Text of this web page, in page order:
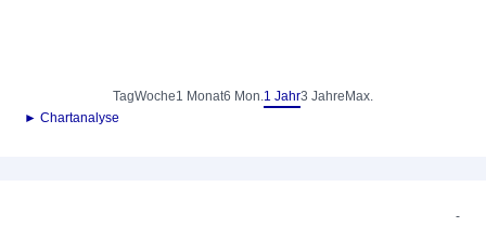
TagWoche1 Monat6 Mon.1 Jahr3 Jahre Max.
► Chartanalyse
-